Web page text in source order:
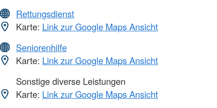
Rettungsdienst
Karte: Link zur Google Maps Ansicht
Seniorenhilfe
Karte: Link zur Google Maps Ansicht
Sonstige diverse Leistungen
Karte: Link zur Google Maps Ansicht